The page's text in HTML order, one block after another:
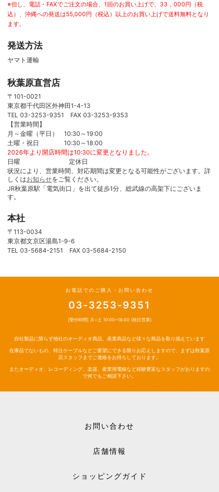
※但し、電話・FAXでご注文の場合、1回のお買い上げで、33，000円（税
込）、沖縄への発送は55,000円（税込）以上のお買い上げで送料無料となり
ます。
発送方法
ヤマト運輸
秋葉原直営店
〒101-0021
東京都千代田区外神田1-4-13
TEL 03-3253-9351 FAX 03-3253-9353
【営業時間】
月～金曜（平日） 10:30～19:00
土曜・祝日 10:30～18:00
2026年より開店時間は10:30に変更となりました。
日曜 定休日
状況により、営業時間、対応期間は変更となる可能性がございます。詳
しくはお知らせをご覧ください。
JR秋葉原駅「電気街口」を出て徒歩1分、総武線の高架下にございま
す。
本社
〒113-0034
東京都文京区湯島1-9-6
TEL 03-5684-2151 FAX 03-5684-2150
お電話でのご購入・お問い合わせ
03-3253-9351
[受付時間] 月~土 10:00~18:00 (祝日営業)
自社製品に限らず他社のオーディオ商品、産業商品など様々な商品を取り揃えています
在庫品でないもの、特注ケーブルなどご要望にできる限りお応えしますので、まずは秋葉原
店スタッフまでご連絡をお待ちしております。
またオーディオ、レコーディング、楽器、産業用電線など経験豊富なスタッフがおりますの
で何でもご相談下さい。
お問い合わせ
店舗情報
ショッピングガイド